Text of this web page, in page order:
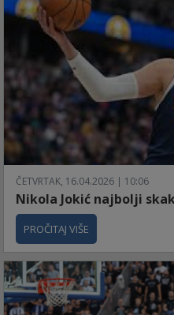
ČETVRTAK, 16.04.2026 | 10:06
Nikola Jokić najbolji
PROČITAJ VIŠE